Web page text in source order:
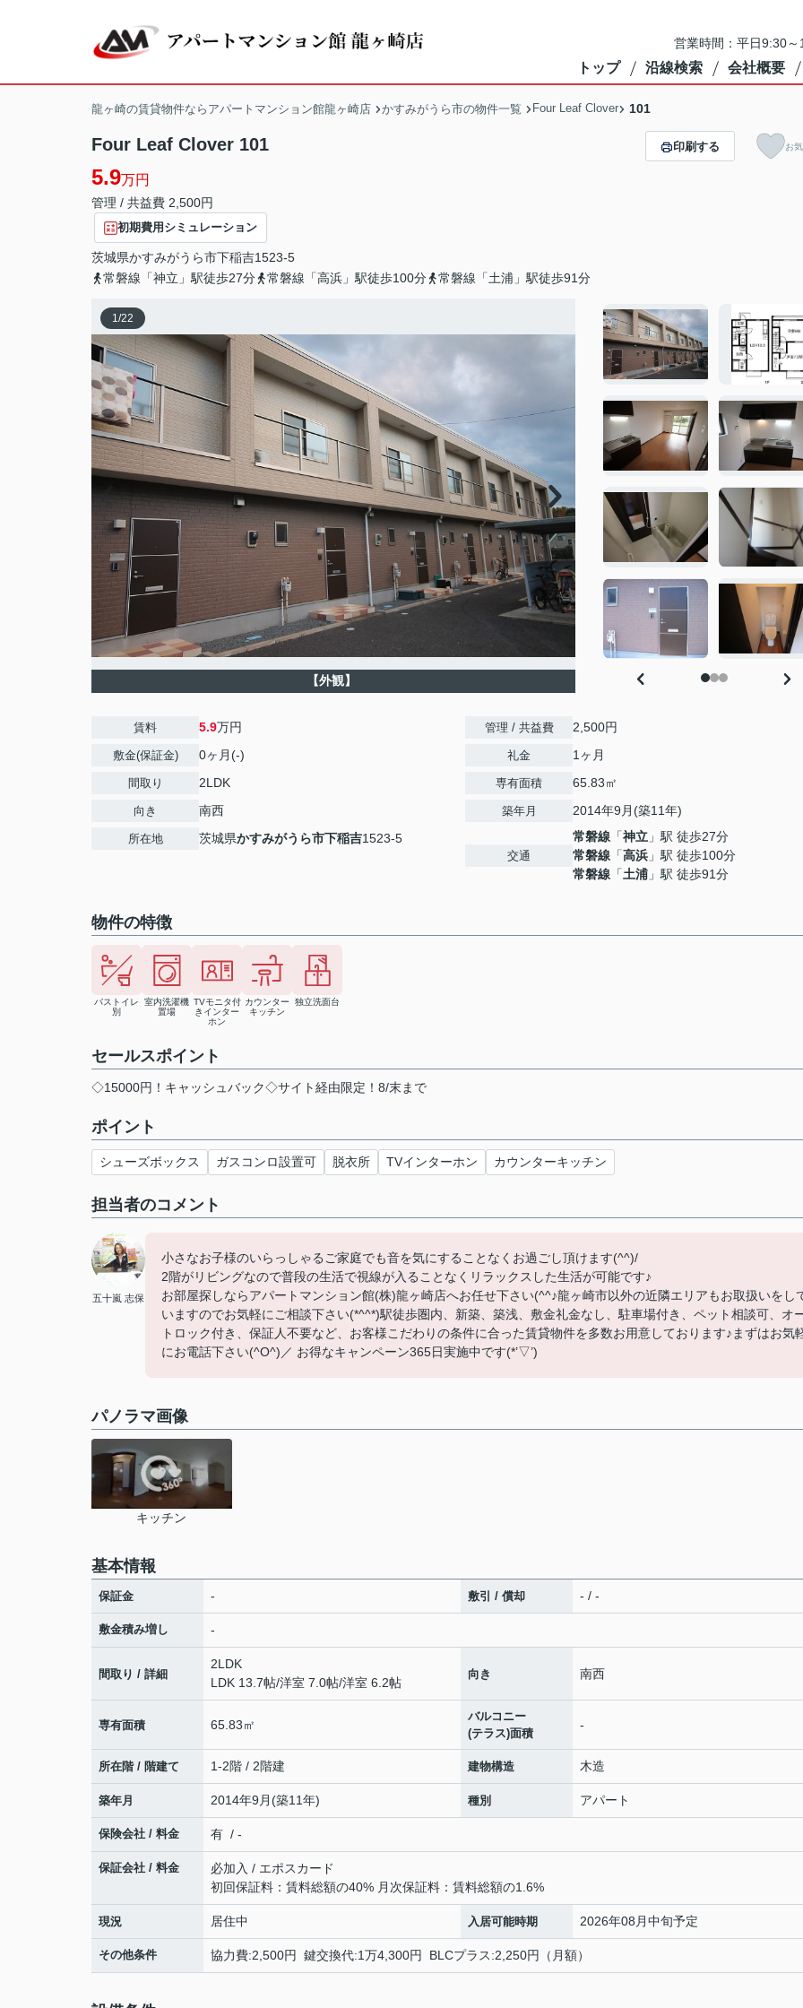
営業時間：平日9:30
トップ 沿線検索 会社概要
龍ヶ崎の賃貸物件ならアパートマンション館龍ヶ崎店 かすみがうら市の物件一覧 Four Leaf Clover 101
Four Leaf Clover 101
5.9万円
管理 / 共益費 2,500円
初期費用シミュレーション
茨城県かすみがうら市下稲吉1523-5
常磐線「神立」駅徒歩27分
常磐線「高浜」駅徒歩100分 常磐線「土浦」駅徒歩91分
印刷する お
1/22
【外観】
賃料 5.9万円
敷金(保証金) 0ヶ月(-)
間取り 2LDK
向き 南西
所在地 茨城県かすみがうら市下稲吉1523-5
管理 / 共益費 2,500円
礼金 1ヶ月
専有面積 65.83㎡
築年月 2014年9月(築11年)
交通
常磐線 「神立 」駅 徒歩27分
常磐線 「高浜 」駅 徒歩100分
常磐線 「土浦 」駅 徒歩91分
物件の特徴
バストイレ
別
室内洗濯機
置場
TVモニタ付
きインター
ホン
カウンター
キッチン
独立洗面台
セールスポイント
◇15000円！キャッシュバック◇サイト経由限定！8/末まで
ポイント
シューズボックス ガスコンロ設置可 脱衣所 TVインターホン カウンターキッチン
担当者のコメント
五十嵐 志保
小さなお子様のいらっしゃるご家庭でも音を気にすることなくお過ごし頂けます(^^)/
2階がリビングなので普段の生活で視線が入ることなくリラックスした生活が可能です♪
お部屋探しならアパートマンション館(株)龍ヶ崎店へお任せ下さい(^^♪龍ヶ崎市以外の近隣エリアもお取扱いをし
いますのでお気軽にご相談下さい(*^^*)駅徒歩圏内、新築、築浅、敷金礼金なし、駐車場付き、ペット相談可、オ
トロック付き、保証人不要など、お客様こだわりの条件に合った賃貸物件を多数お用意しております♪まずはお気
にお電話下さい(^O^)／ お得なキャンペーン365日実施中です(*’▽’)
パノラマ画像
キッチン
基本情報
保証金 - 敷引 / 償却 - / -
敷金積み増し -
間取り / 詳細
2LDK
LDK 13.7帖/洋室 7.0帖/洋室 6.2帖
向き 南西
専有面積 65.83㎡
バルコニー
(テラス)面積
-
所在階 / 階建て 1-2階 / 2階建 建物構造 木造
築年月 2014年9月(築11年) 種別 アパート
保険会社 / 料金 有 / -
保証会社 / 料金
必加入 / エポスカード
初回保証料：賃料総額の40% 月次保証料：賃料総額の1.6%
現況 居住中 入居可能時期 2026年08月中旬予定
その他条件 協力費:2,500円 鍵交換代:1万4,300円 BLCプラス:2,250円（月額）